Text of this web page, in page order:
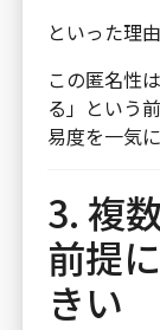
といった理
この匿名性
る」という
易度を一気
3. 複
前提
きい